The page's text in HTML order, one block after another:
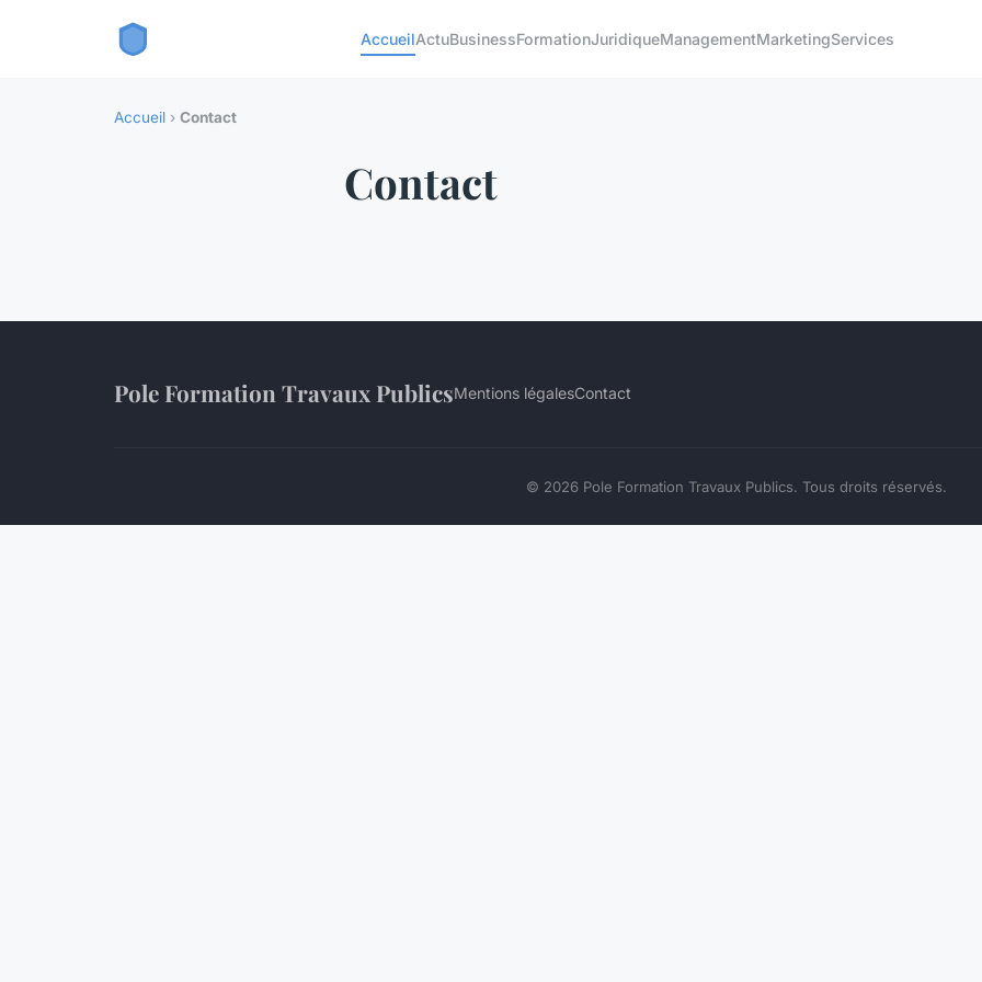
AccueilActuBusinessFormationJuridiqueManagementMarketingServices
Accueil › Contact
Contact
Pole Formation Travaux PublicsMentions légalesContact
© 2026 Pole Formation Travaux Publics. Tous droits réservés.